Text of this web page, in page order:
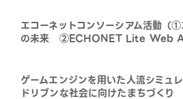
エコーネットコンソーシアム活動（
の未来 ②ECHONET Lite Web
ゲームエンジンを用いた人流シミュ
ドリブンな社会に向けたまちづくり